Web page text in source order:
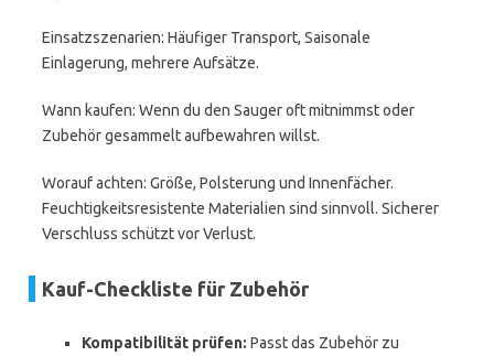
Einsatzszenarien: Häufiger Transport, Saisonale
Einlagerung, mehrere Aufsätze.
Wann kaufen: Wenn du den Sauger oft mitnimmst oder
Zubehör gesammelt aufbewahren willst.
Worauf achten: Größe, Polsterung und Innenfächer.
Feuchtigkeitsresistente Materialien sind sinnvoll. Sicherer
Verschluss schützt vor Verlust.
Kauf-Checkliste für Zubehör
Kompatibilität prüfen: Passt das Zubehör zu